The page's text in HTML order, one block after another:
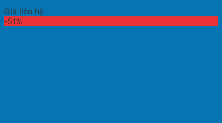
Giá liên hệ
-51%